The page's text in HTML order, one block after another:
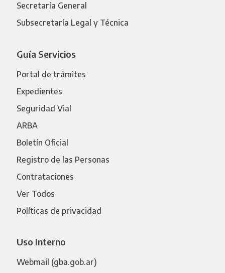
Secretaría General
Subsecretaría Legal y Técnica
Guía Servicios
Portal de trámites
Expedientes
Seguridad Vial
ARBA
Boletín Oficial
Registro de las Personas
Contrataciones
Ver Todos
Políticas de privacidad
Uso Interno
Webmail (gba.gob.ar)